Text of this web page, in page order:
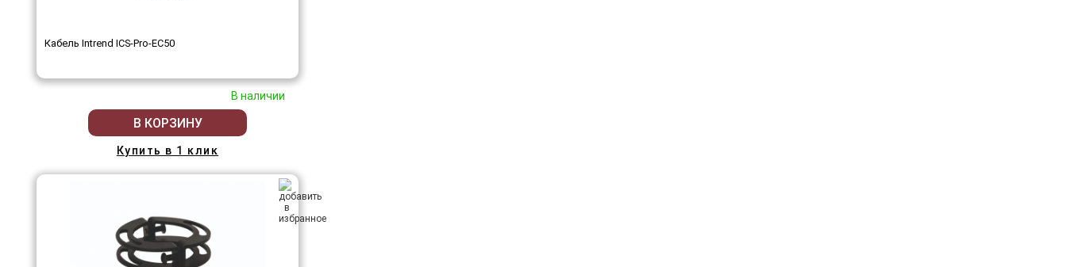
Кабель Intrend ICS-Pro-EC50
В наличии
В КОРЗИНУ
Купить в 1 клик